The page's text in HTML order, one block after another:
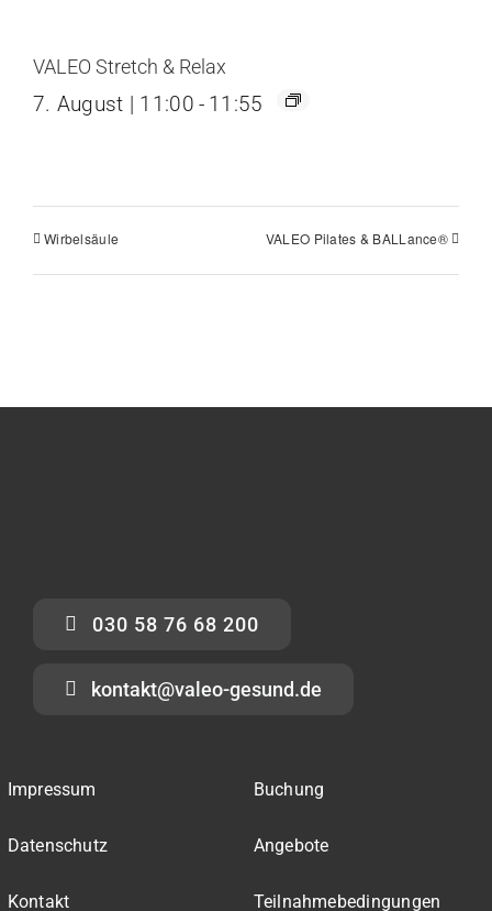
VALEO Stretch & Relax
7. August | 11:00 - 11:55
Wirbelsäule VALEO Pilates & BALLance®
030 58 76 68 200
kontakt@valeo-gesund.de
Impressum
Datenschutz
Kontakt
Buchung
Angebote
Teilnahmebedingungen